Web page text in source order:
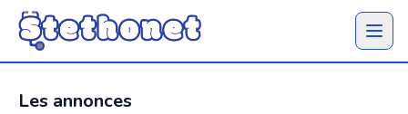
Ouvrir
Les annonces